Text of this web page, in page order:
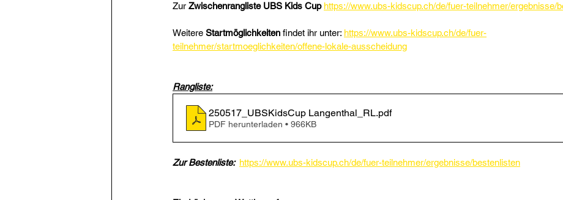
Zur Zwischenrangliste UBS Kids Cup https://www.ubs-kidscup.ch/de/fuer-teilnehmer/ergebnisse/
Weitere Startmöglichkeiten findet ihr unter: https://www.ubs-kidscup.ch/de/fuer-
teilnehmer/startmoeglichkeiten/offene-lokale-ausscheidung
Rangliste:
250517_UBSKidsCup Langenthal_RL.pdf
PDF herunterladen • 966KB
Zur Bestenliste: https://www.ubs-kidscup.ch/de/fuer-teilnehmer/ergebnisse/bestenlisten